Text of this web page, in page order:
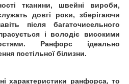
тканини, швейні вироби,
довгі роки, зберігаючи
після багаточисельного
і володіє високими
Ранфорс ідеально
постільної білизни.
характеристики ранфорса, то